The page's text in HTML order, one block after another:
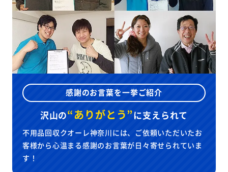
感謝のお言葉を一挙ご紹介
沢山の“ありがとう”に支えられて
不用品回収クオーレ神奈川には、ご依頼いただいたお
客様から心温まる感謝のお言葉が日々寄せられていま
す！